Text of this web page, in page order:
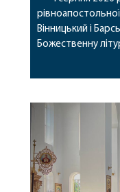
Вінницький і
Божественну
Богородиці села
святих мощей,
Також для